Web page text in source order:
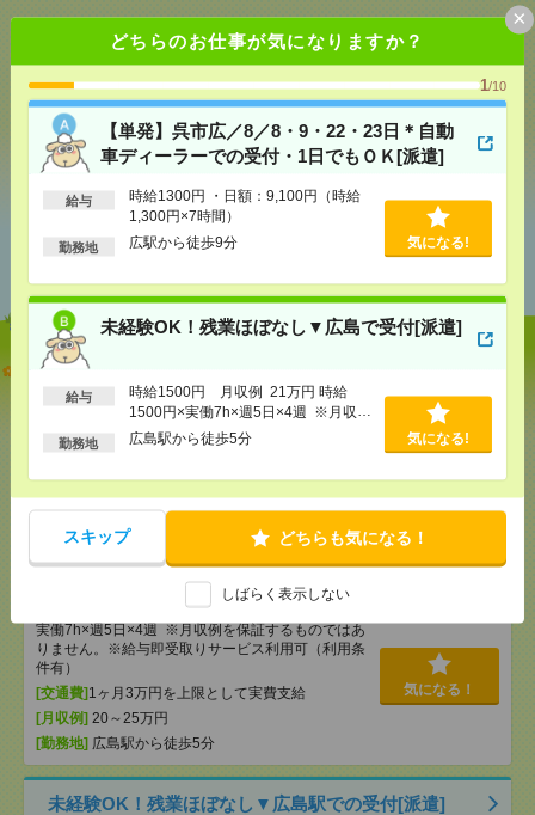
どちらのお仕事が気になりますか？
1/10
【単発】呉市広／8／8・9・22・23日＊自動
車ディーラーでの受付・1日でもＯＫ[派遣]
給与
時給1300円 ・日額：9,100円（時給
1,300円×7時間）
勤務地 広駅から徒歩9分 気になる!
未経験OK！残業ほぼなし▼広島で受付[派遣]
給与
時給1500円 月収例 21万円 時給
1500円×実働7h×週5日×4週 ※月収例
を保証するものではありません。※給
勤務地 広島駅から徒歩5分 気になる!
スキップ どちらも気になる！
しばらく表示しない
×
応募ページへ
気になる！
あなたの閲覧履歴からの
【単発】呉市広／8／8・9・22・23日＊自動車ディー
ラーでの受付・1日でもＯＫ[派遣]
[給 与] 時給1300円 ・日額：9,100円（時給1,300
円×7時間）
[交通費]・自転車通勤可 ・車通勤可(駐車場無料)
[勤務地]広駅から徒歩9分
気になる！
未経験OK！残業ほぼなし▼広島で受付[派遣]
時給1500円 月収例 21万円 時給1500円×
実働7h×週5日×4週 ※月収例を保証するものではあ
りません。※給与即受取りサービス利用可（利用条
件有）
[交通費]1ヶ月3万円を上限として実費支給
[月収例] 20～25万円
[勤務地] 広島駅から徒歩5分
気になる！
未経験OK！残業ほぼなし▼広島駅での受付[派遣]